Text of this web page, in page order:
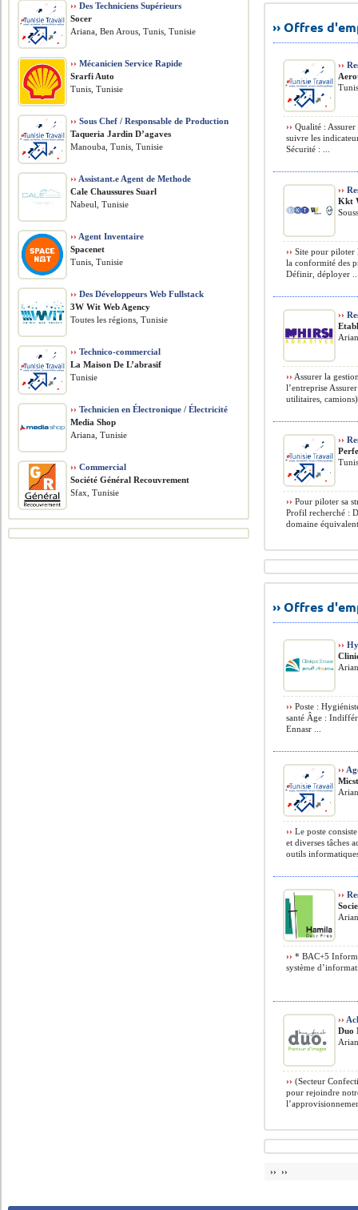
›› Offres
››
›› Qualité :
suivre les
Sécurité : ...
››
Kkt
›› Site pour piloter
la conformité des
Définir, déployer
››
›› Assurer la
l’entreprise
utilitaires,
››
›› Pour piloter sa
Profil recherché :
domaine
›› Offres
››
›› Poste :
santé Âge :
Ennasr ...
››
›› Le poste
et diverses tâches
outils
››
›› * BAC+5
système
››
Duo
›› (Secteur
pour rejoindre
›› ››
›› Des Techniciens Supérieurs
Socer
Ariana, Ben Arous, Tunis, Tunisie
›› Mécanicien Service Rapide
Srarfi Auto
Tunis, Tunisie
›› Sous Chef / Responsable de Production
Taqueria Jardin D’agaves
Manouba, Tunis, Tunisie
›› Assistant.e Agent de Methode
Cale Chaussures Suarl
Nabeul, Tunisie
›› Agent Inventaire
Spacenet
Tunis, Tunisie
›› Des Développeurs Web Fullstack
3W Wit Web Agency
Toutes les régions, Tunisie
›› Technico-commercial
La Maison De L’abrasif
Tunisie
›› Technicien en Électronique / Électricité
Media Shop
Ariana, Tunisie
›› Commercial
Société Général Recouvrement
Sfax, Tunisie